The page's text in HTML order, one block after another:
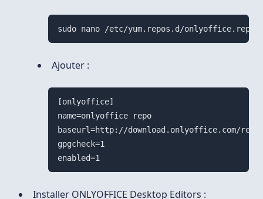
sudo nano /etc/yum.repos.d/onlyoffice.repo
Ajouter :
[onlyoffice]
name=onlyoffice repo
baseurl=http://download.onlyoffice.com/
gpgcheck=1
enabled=1
Installer ONLYOFFICE Desktop Editors :